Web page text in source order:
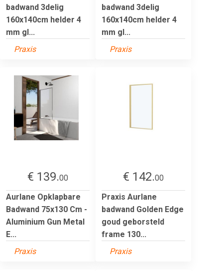
badwand 3delig
160x140cm helder 4
mm gl...
Praxis
badwand 3delig
160x140cm helder 4
mm gl...
Praxis
€ 139.00
Aurlane Opklapbare
Badwand 75x130 Cm -
Aluminium Gun Metal
E...
Praxis
€ 142.00
Praxis Aurlane
badwand Golden Edge
goud geborsteld
frame 130...
Praxis